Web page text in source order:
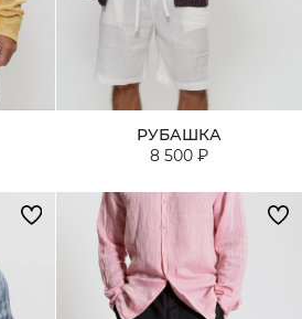
РУБАШКА
8 500 ₽